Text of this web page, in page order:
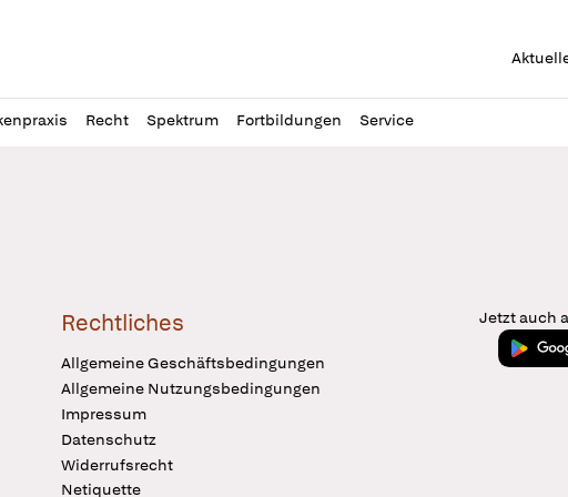
login
Recht Spektrum Fortbildungen Service
Rechtliches
Allgemeine Geschäftsbedingungen
Allgemeine Nutzungsbedingungen
Impressum
Datenschutz
Widerrufsrecht
Netiquette
Jetzt auch
Jetzt